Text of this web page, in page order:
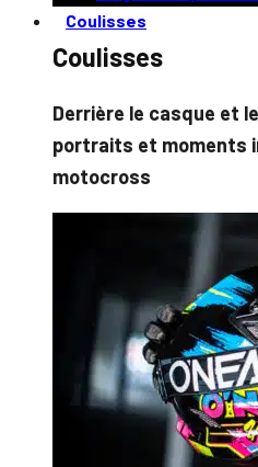
Coulisses
Coulisses
Derrière le casque et
portraits et moments
motocross